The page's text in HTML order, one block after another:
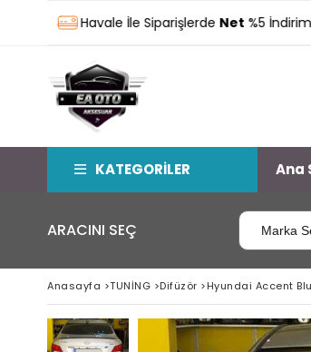
Havale İle SiparişlerdeNet%5 İndirim
KATEGORİLER Ana
ARACINI SEÇ
Anasayfa >TUNİNG >Difüzör >Hyundai Accent